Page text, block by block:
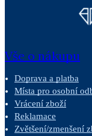
Vše o nákupu
Doprava a platba
Místa pro osobní
Vrácení zboží
Reklamace
Zvětšení/zmenšení